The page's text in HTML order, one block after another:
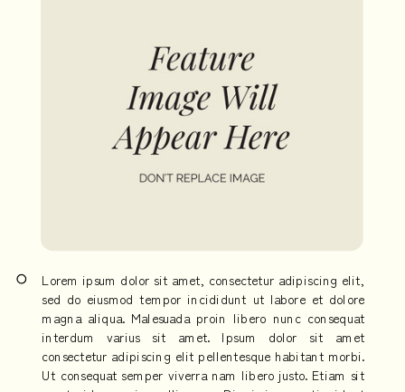
Lorem ipsum dolor sit amet, consectetur adipiscing elit,
sed do eiusmod tempor incididunt ut labore et dolore
magna aliqua. Malesuada proin libero nunc consequat
interdum varius sit amet. Ipsum dolor sit amet
consectetur adipiscing elit pellentesque habitant morbi.
Ut consequat semper viverra nam libero justo. Etiam sit